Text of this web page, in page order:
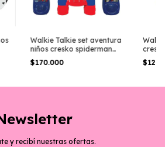
Walkie Talkie set aventura
niños cresko spiderman
marvel
$170.000
y recibí nuestras ofertas.